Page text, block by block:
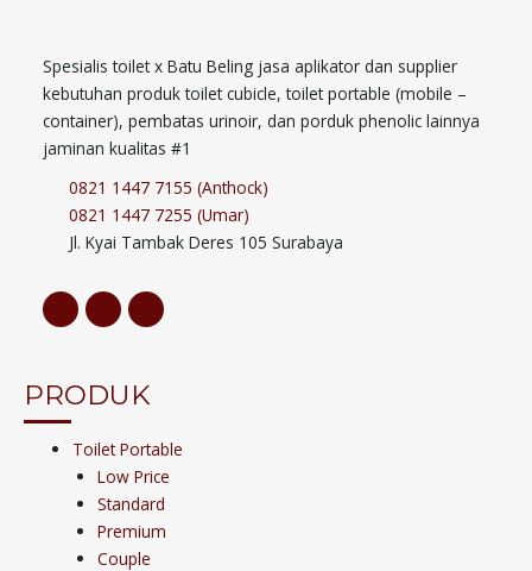
Spesialis toilet x Batu Beling jasa aplikator dan supplier
kebutuhan produk toilet cubicle, toilet portable (mobile –
container), pembatas urinoir, dan porduk phenolic lainnya
jaminan kualitas #1
0821 1447 7155 (Anthock)
0821 1447 7255 (Umar)
Jl. Kyai Tambak Deres 105 Surabaya
PRODUK
Toilet Portable
Low Price
Standard
Premium
Couple